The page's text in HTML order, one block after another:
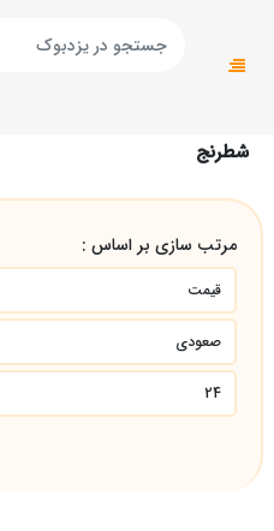
صفحه اصلی
شطرنج
مرتب سازی بر اساس :